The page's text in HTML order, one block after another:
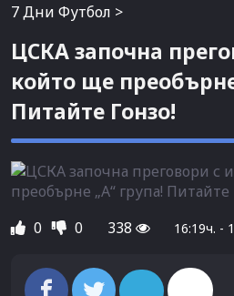
7 Дни Футбол >
ЦСКА започна
който ще
Питайте Гонзо!
0 0 338 16:19ч. -